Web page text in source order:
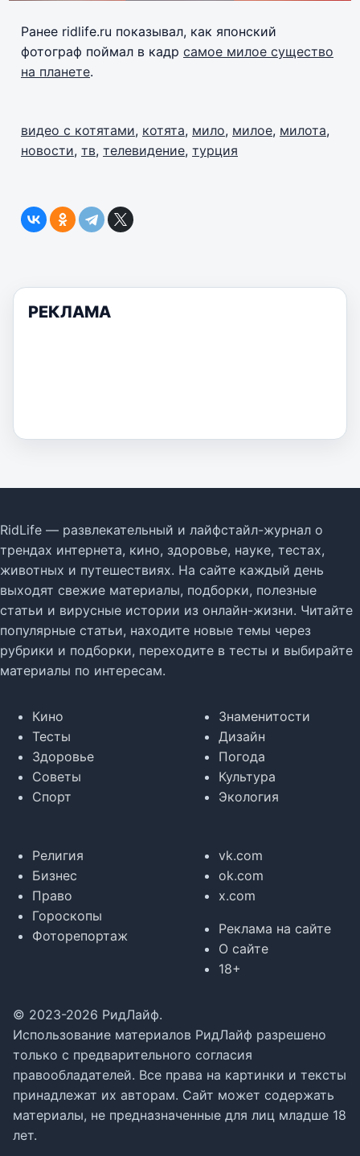
Ранее ridlife.ru показывал, как японский
фотограф поймал в кадр самое милое существо
на планете.
видео с котятами, котята, мило, милое, милота,
новости, тв, телевидение, турция
РЕКЛАМА
RidLife — развлекательный и лайфстайл-журнал о
трендах интернета, кино, здоровье, науке, тестах,
животных и путешествиях. На сайте каждый день
выходят свежие материалы, подборки, полезные
статьи и вирусные истории из онлайн-жизни. Читайте
популярные статьи, находите новые темы через
рубрики и подборки, переходите в тесты и выбирайте
материалы по интересам.
Кино
Тесты
Здоровье
Советы
Спорт
Знаменитости
Дизайн
Погода
Культура
Экология
Религия
Бизнес
Право
Гороскопы
Фоторепортаж
vk.com
ok.com
x.com
Реклама на сайте
О сайте
18+
© 2023-2026 РидЛайф.
Использование материалов РидЛайф разрешено
только с предварительного согласия
правообладателей. Все права на картинки и тексты
принадлежат их авторам. Сайт может содержать
материалы, не предназначенные для лиц младше 18
лет.